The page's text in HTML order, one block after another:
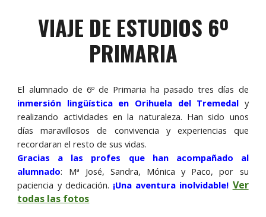
VIAJE DE ESTUDIOS 6º
PRIMARIA
El alumnado de 6º de Primaria ha pasado tres días de
inmersión lingüística en Orihuela del Tremedal y
realizando actividades en la naturaleza. Han sido unos
días maravillosos de convivencia y experiencias que
recordaran el resto de sus vidas.
Gracias a las profes que han acompañado al
alumnado: Mª José, Sandra, Mónica y Paco, por su
paciencia y dedicación. ¡Una aventura inolvidable! Ver
todas las fotos